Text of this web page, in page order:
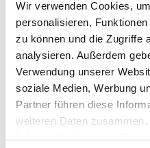
Wir verwenden Cookies,
personalisieren,
zu können und die Zugriffe
analysieren. Außerdem
Verwendung unserer
soziale Medien, Werbung
Partner führen diese
weiteren Daten
17:30 Uhr
Nähere Auskünfte
Hoheisel 0176 / 963